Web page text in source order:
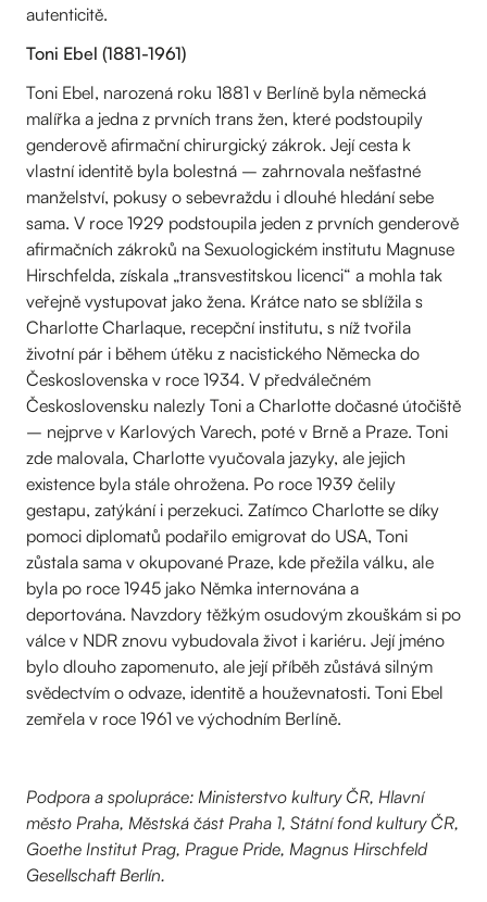
autenticitě.
Toni Ebel (1881-1961)
Toni Ebel, narozená roku 1881 v Berlíně byla německá
malířka a jedna z prvních trans žen, které podstoupily
genderově afirmační chirurgický zákrok. Její cesta k
vlastní identitě byla bolestná – zahrnovala nešťastné
manželství, pokusy o sebevraždu i dlouhé hledání sebe
sama. V roce 1929 podstoupila jeden z prvních genderově
afirmačních zákroků na Sexuologickém institutu Magnuse
Hirschfelda, získala „transvestitskou licenci“ a mohla tak
veřejně vystupovat jako žena. Krátce nato se sblížila s
Charlotte Charlaque, recepční institutu, s níž tvořila
životní pár i během útěku z nacistického Německa do
Československa v roce 1934. V předválečném
Československu nalezly Toni a Charlotte dočasné útočiště
– nejprve v Karlových Varech, poté v Brně a Praze. Toni
zde malovala, Charlotte vyučovala jazyky, ale jejich
existence byla stále ohrožena. Po roce 1939 čelily
gestapu, zatýkání i perzekuci. Zatímco Charlotte se díky
pomoci diplomatů podařilo emigrovat do USA, Toni
zůstala sama v okupované Praze, kde přežila válku, ale
byla po roce 1945 jako Němka internována a
deportována. Navzdory těžkým osudovým zkouškám si po
válce v NDR znovu vybudovala život i kariéru. Její jméno
bylo dlouho zapomenuto, ale její příběh zůstává silným
svědectvím o odvaze, identitě a houževnatosti. Toni Ebel
zemřela v roce 1961 ve východním Berlíně.
Podpora a spolupráce: Ministerstvo kultury ČR, Hlavní
město Praha, Městská část Praha 1, Státní fond kultury ČR,
Goethe Institut Prag, Prague Pride, Magnus Hirschfeld
Gesellschaft Berlín.